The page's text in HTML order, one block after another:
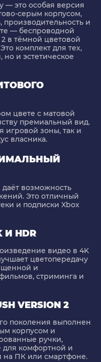
— это особая версия
серым корпусом,
производительность и
— беспроводной
в тёмной цветовой
комплект для тех,
но и эстетическое
цвете с матовой
премиальный вид.
игровой зоны, так и
власника.
даёт возможность
Это отличный
и подписки Xbox
HDR
видео в 4K
цветопередачу
и
стриминга и
VERSION 2
поколения выполнен
корпусом и
ручки,
комфортной и
на ПК или смартфоне.